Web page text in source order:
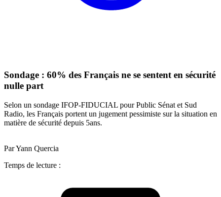
Sondage : 60% des Français ne se sentent en sécurité
nulle part
Selon un sondage IFOP-FIDUCIAL pour Public Sénat et Sud
Radio, les Français portent un jugement pessimiste sur la situation en
matière de sécurité depuis 5ans.
Par Yann Quercia
Temps de lecture :